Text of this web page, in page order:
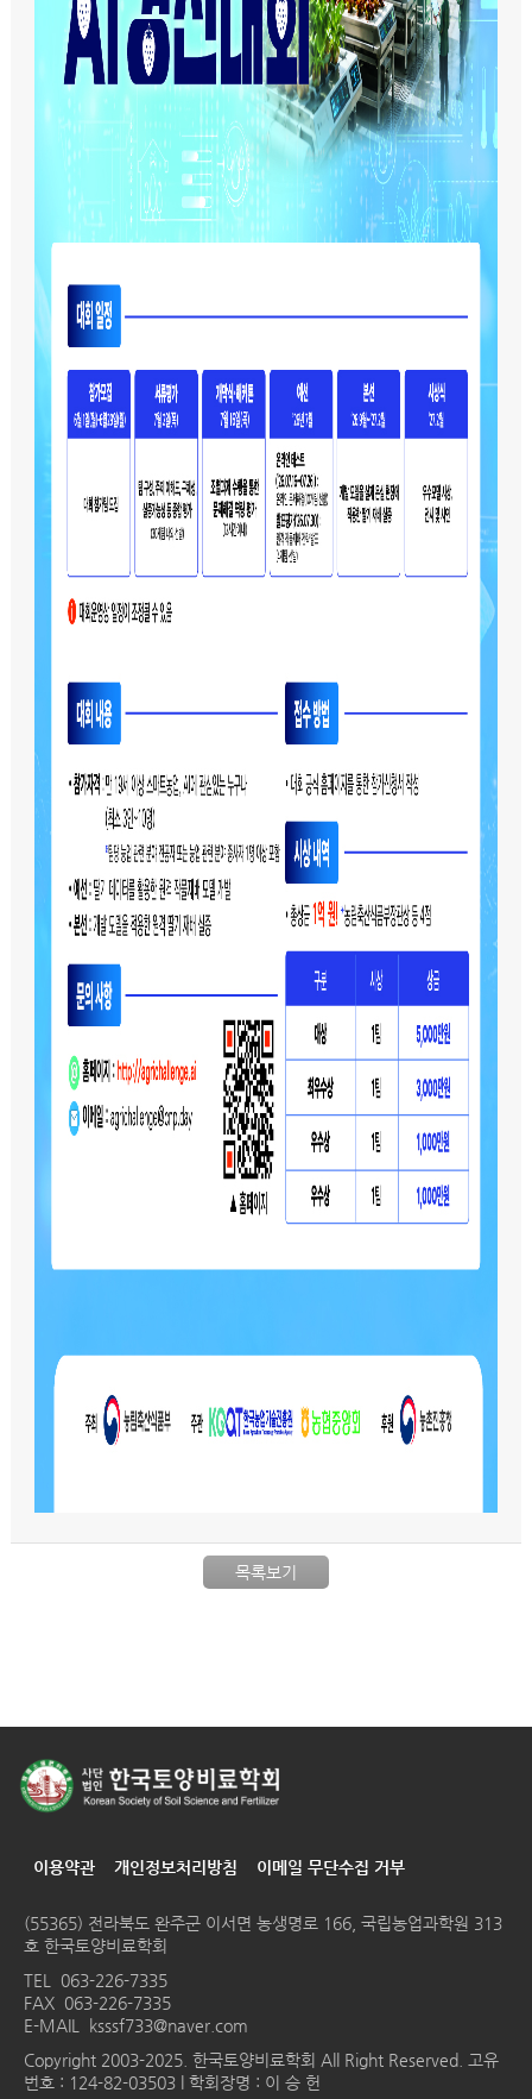
목록보기
이용약관 개인정보처리방침 이메일 무단수집 거부
(55365) 전라북도 완주군 이서면 농생명로 166, 국립농업과학원 313
호 한국토양비료학회
TEL 063-226-7335
FAX 063-226-7335
E-MAIL
ksssf733@naver.com
Copyright 2003-2025. 한국토양비료학회 All Right Reserved. 고유
번호 : 124-82-03503 l 학회장명 : 이 승 헌